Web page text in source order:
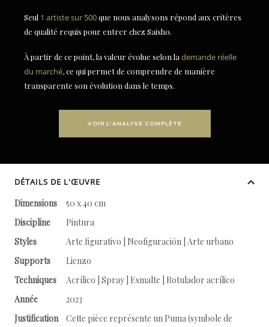
Seul 1 artiste sur 500que nous analysons répond aux critères
de qualité requis pour entrer chez Saisho.
À partir de ce point, la valeur évolue selon la demande réelle
du marché, ce qui permet de comprendre de manière
transparente son évolution dans le temps.
VOIR L'ANALYSE COMPLÈTE
DÉTAILS DE L'ŒUVRE
Dimensions
50 x 40 cm
Discipline
Pintura
Styles
Arte figurativo | Neofiguración | Arte urbano
Supports
Lienzo
Techniques
Acrílico | Spray | Esmalte | Rotulador acrílico
Année
2023
Justification
Cette pièce représente un Puma (symbole de